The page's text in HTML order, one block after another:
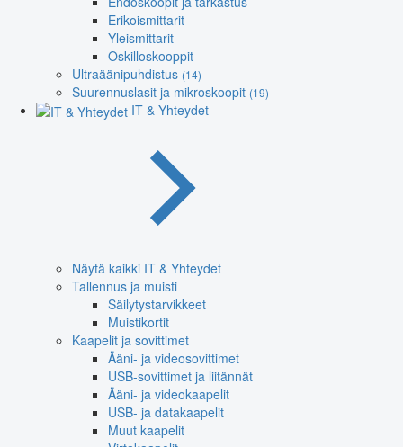
Erikoismittarit
Yleismittarit
Oskilloskooppit
Ultraäänipuhdistus (14)
Suurennuslasit ja mikroskoopit (19)
IT & Yhteydet
Näytä kaikki IT & Yhteydet
Tallennus ja muisti
Säilytystarvikkeet
Muistikortit
Kaapelit ja sovittimet
Ääni- ja videosovittimet
USB-sovittimet ja liitännät
Ääni- ja videokaapelit
USB- ja datakaapelit
Muut kaapelit